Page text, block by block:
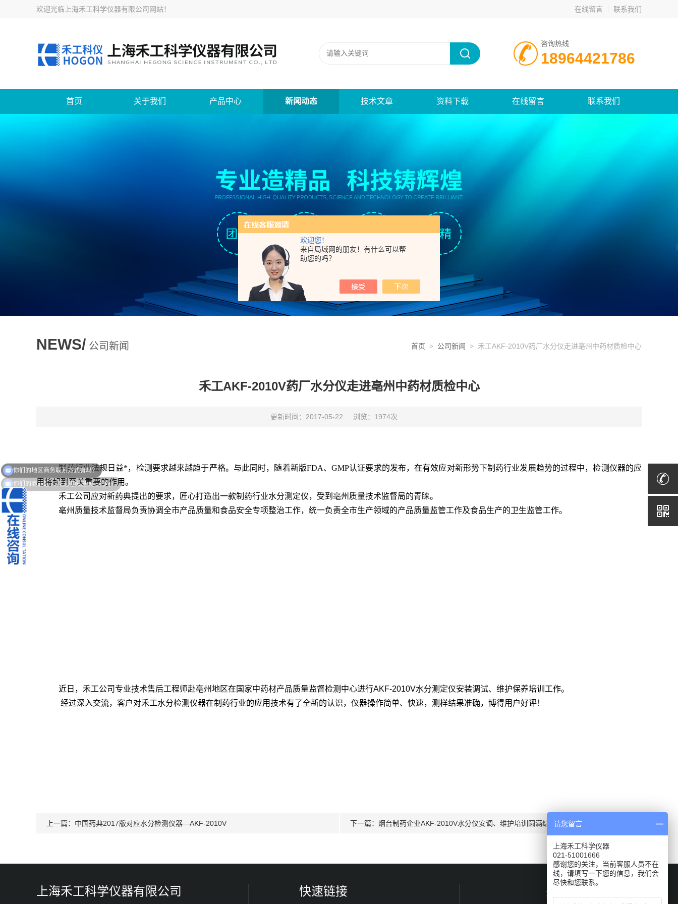
欢迎您！
来自局域网的朋友！有什么可以帮
助您的吗？
欢迎光临 上海禾工科学仪器有限公司网站！ 在线留言 联系我们
咨询热线
18964421786
首页 关于我们 产品中心 新闻动态 技术文章 资料下载 在线留言 联系我们
NEWS/ 公司新闻 首页 > 公司新闻 > 禾工AKF-2010V药厂水分仪走进亳州中药材质检中心
禾工AKF-2010V药厂水分仪走进亳州中药材质检中心
更新时间：2017-05-22 浏览：1974次
制药行业法规日益*，检测要求越来越趋于严格。与此同时，随着新版FDA、GMP认证要求的发布，在有效应对新形势下制药行业发展趋势的过程中，检测仪器的应
用将起到至关重要的作用。
禾工公司应对新药典提出的要求，匠心打造出一款制药行业水分测定仪，受到亳州质量技术监督局的青睐。
亳州质量技术监督局负责协调全市产品质量和食品安全专项整治工作，统一负责全市生产领域的产品质量监管工作及食品生产的卫生监管工作。
近日，禾工公司专业技术售后工程师赴亳州地区在国家中药材产品质量监督检测中心进行AKF-2010V水分测定仪安装调试、维护保养培训工作。
经过深入交流，客户对禾工水分检测仪器在制药行业的应用技术有了全新的认识， 仪器操作简单、快速，测样结果准确，博得用户好评！
上一篇： 中国药典2017版对应水分检测仪器—AKF-2010V 下一篇： 烟台制药企业AKF-2010V水分仪安调、维护培训圆满结束
上海禾工科学仪器有限公司 快速链接 关注我们
你们的商品是30天无理由退换货的吗？
请您留言
上海禾工科学仪器
021-51001666
感谢您的关注，当前客服人员不在
线，请填写一下您的信息，我们会
尽快和您联系。